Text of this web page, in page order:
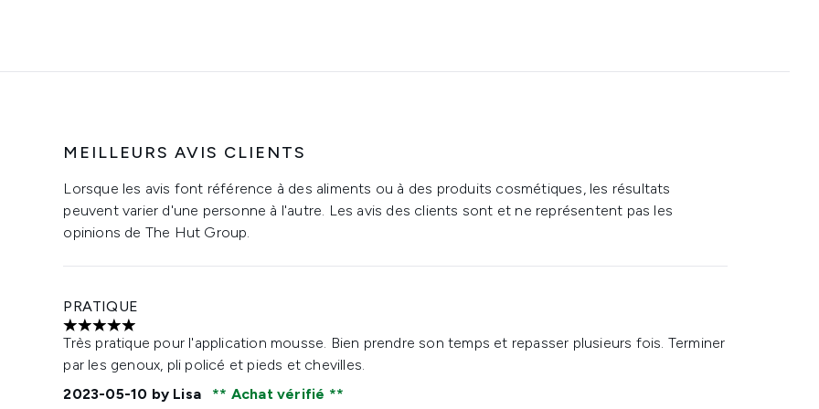
MEILLEURS AVIS CLIENTS
Lorsque les avis font référence à des aliments ou à des produits cosmétiques, les résultats
peuvent varier d'une personne à l'autre. Les avis des clients sont et ne représentent pas les
opinions de The Hut Group.
PRATIQUE
5 étoiles sur un maximum de 5
Très pratique pour l'application mousse. Bien prendre son temps et repasser plusieurs fois. Terminer
par les genoux, pli policé et pieds et chevilles.
2023-05-10 by Lisa
Achat vérifié